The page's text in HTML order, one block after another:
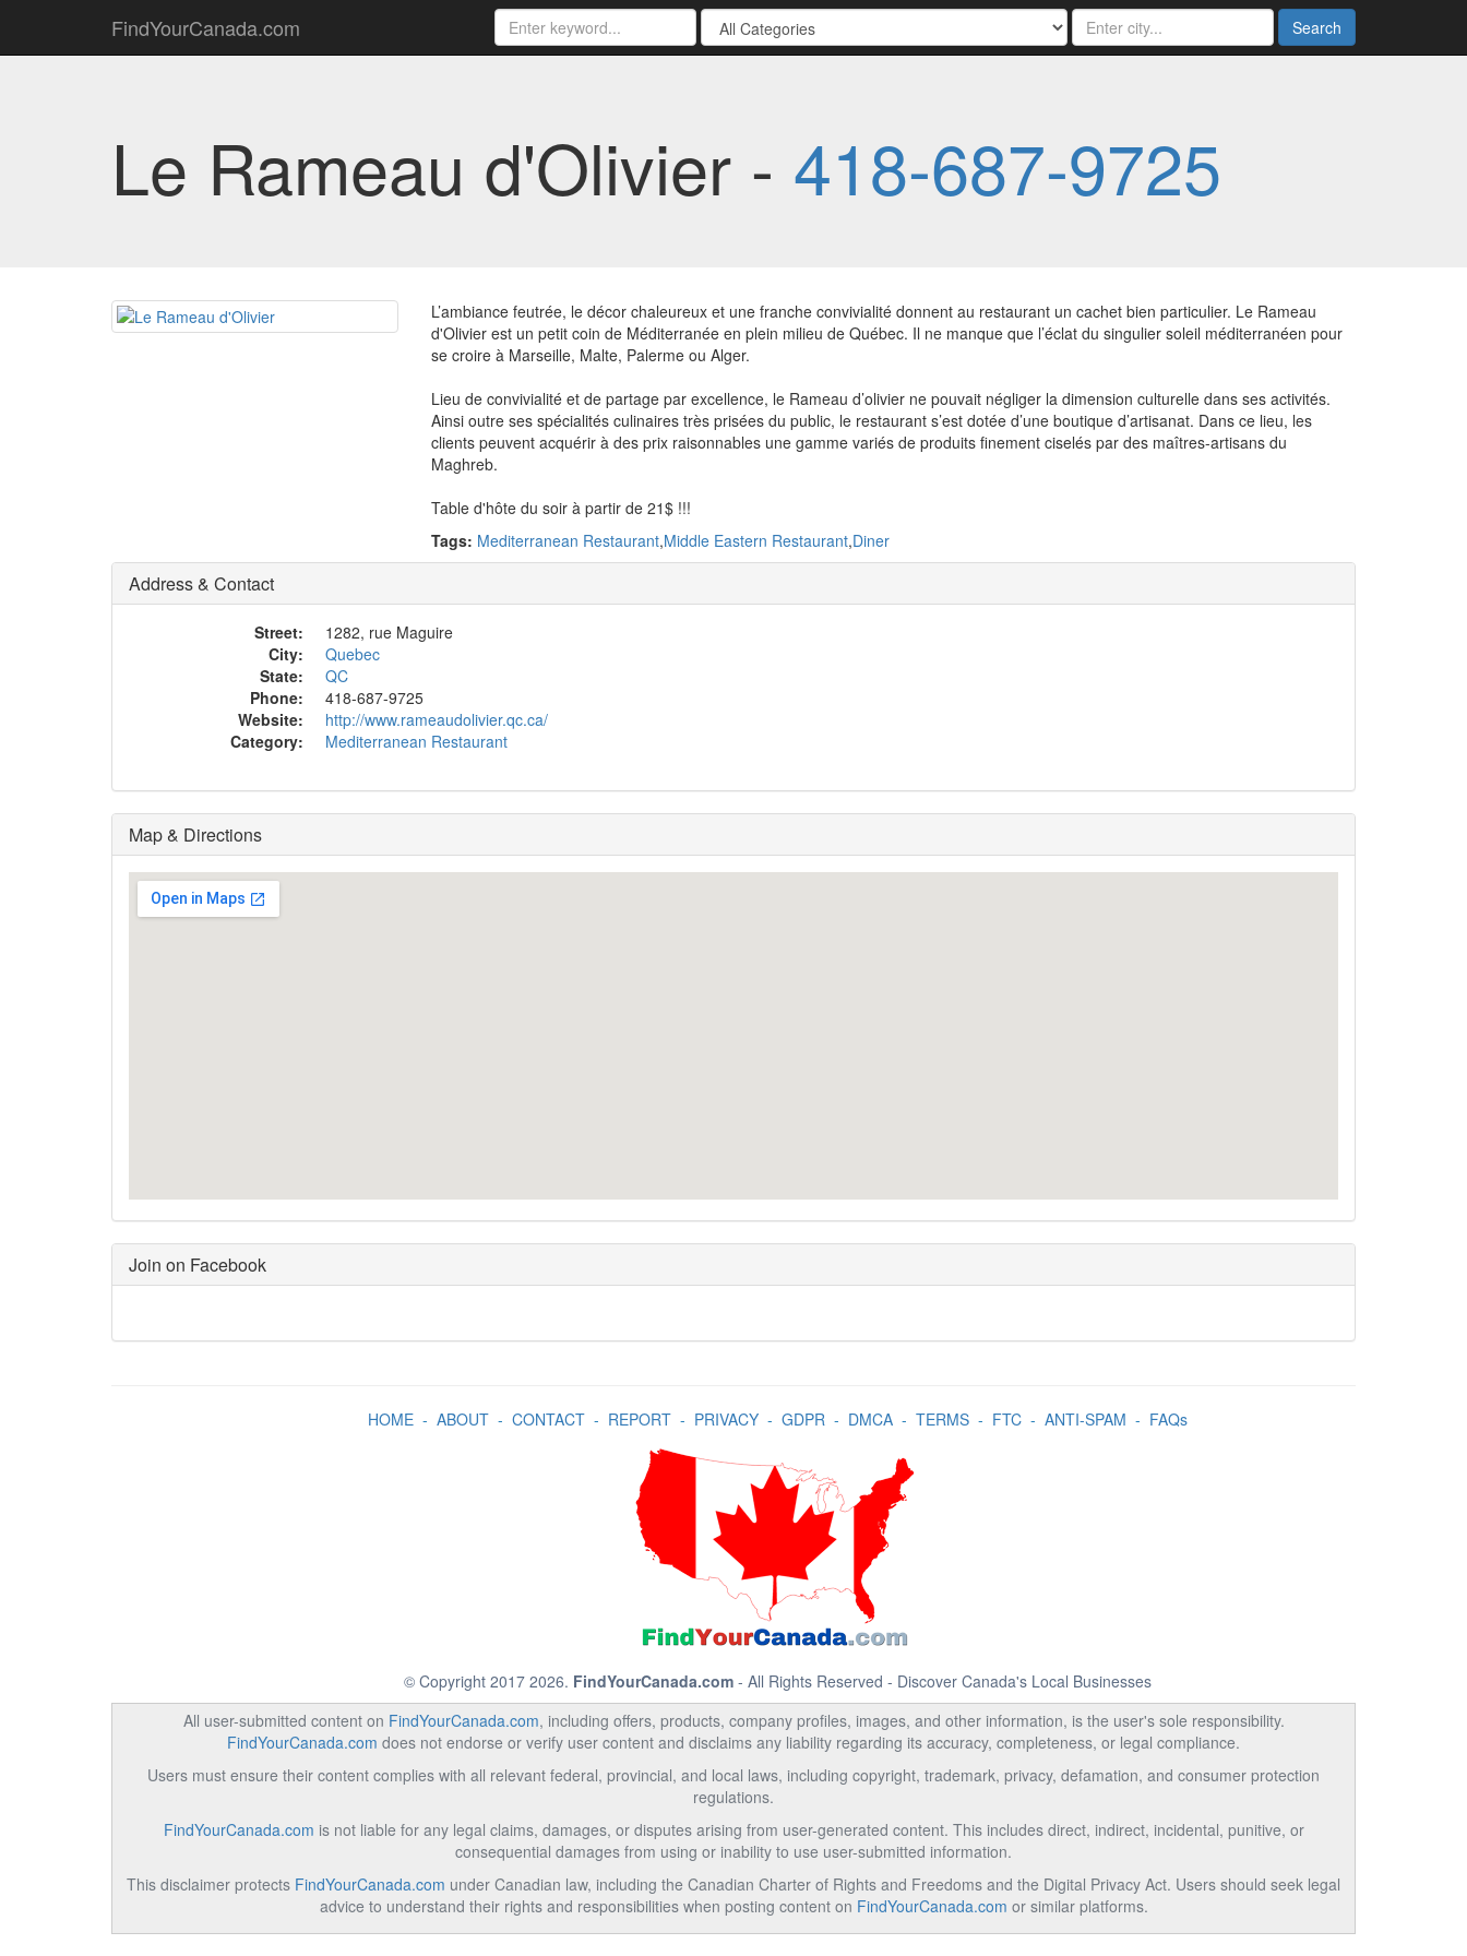
FindYourCanada.com Search
Le Rameau d'Olivier - 418-687-9725
L’ambiance feutrée, le décor chaleureux et une franche convivialité donnent au restaurant un cachet bien particulier. Le Rameau
d'Olivier est un petit coin de Méditerranée en plein milieu de Québec. Il ne manque que l’éclat du singulier soleil méditerranéen pour
se croire à Marseille, Malte, Palerme ou Alger.
Lieu de convivialité et de partage par excellence, le Rameau d’olivier ne pouvait négliger la dimension culturelle dans ses activités.
Ainsi outre ses spécialités culinaires très prisées du public, le restaurant s’est dotée d’une boutique d’artisanat. Dans ce lieu, les
clients peuvent acquérir à des prix raisonnables une gamme variés de produits finement ciselés par des maîtres-artisans du
Maghreb.
Table d'hôte du soir à partir de 21$ !!!
Tags: Mediterranean Restaurant,Middle Eastern Restaurant,Diner
Address & Contact
Street:
1282, rue Maguire
City:
Quebec
State:
QC
Phone:
418-687-9725
Website:
http://www.rameaudolivier.qc.ca/
Category:
Mediterranean Restaurant
Map & Directions
Join on Facebook
HOME- ABOUT- CONTACT- REPORT- PRIVACY- GDPR- DMCA- TERMS- FTC- ANTI-SPAM - FAQs
© Copyright 2017 2026. FindYourCanada.com - All Rights Reserved - Discover Canada's Local Businesses
All user-submitted content on FindYourCanada.com, including offers, products, company profiles, images, and other information, is the user's sole responsibility.
FindYourCanada.com does not endorse or verify user content and disclaims any liability regarding its accuracy, completeness, or legal compliance.
Users must ensure their content complies with all relevant federal, provincial, and local laws, including copyright, trademark, privacy, defamation, and consumer protection
regulations.
FindYourCanada.com is not liable for any legal claims, damages, or disputes arising from user-generated content. This includes direct, indirect, incidental, punitive, or
consequential damages from using or inability to use user-submitted information.
This disclaimer protects FindYourCanada.com under Canadian law, including the Canadian Charter of Rights and Freedoms and the Digital Privacy Act. Users should seek legal
advice to understand their rights and responsibilities when posting content on FindYourCanada.com or similar platforms.